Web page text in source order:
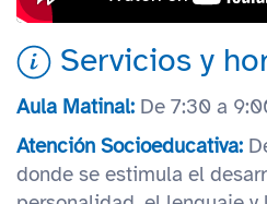
Servicios y
Aula Matinal: De 7:30 a
Atención Socioeducativa:
donde se estimula el